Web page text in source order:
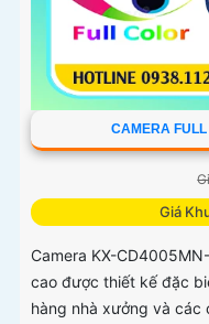
CAMERA
Giá
Camera KX-
cao được thiết kế đặc
hàng nhà xưởng và các